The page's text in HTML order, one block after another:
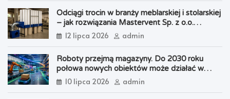
Odciągi trocin w branży meblarskiej i stolarskiej
– jak rozwiązania Mastervent Sp. z o.o.
wspierają nowoczesną produkcję
12 lipca 2026 admin
Roboty przejmą magazyny. Do 2030 roku
połowa nowych obiektów może działać w
modelu „robot-centric”
10 lipca 2026 admin